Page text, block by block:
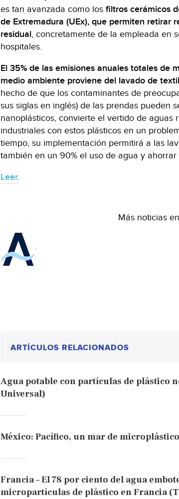
es tan avanzada como los filtros cerámicos
de Extremadura (UEx), que permiten retirar
residual, concretamente de la empleada en
hospitales.
El 35% de las emisiones anuales totales de
medio ambiente proviene del lavado de
hecho de que los contaminantes de
sus siglas en inglés) de las prendas pueden
nanoplásticos, convierte el vertido de aguas
industriales con estos plásticos en un
tiempo, su implementación permitirá a las
también en un 90% el uso de agua y
Leer.
Más noticias
ARTÍCULOS RELACIONADOS
Agua potable con partículas de plástico
Universal)
México: Pacífico, un mar de
Francia – El 78 por ciento del agua
micropartículas de plástico en Francia